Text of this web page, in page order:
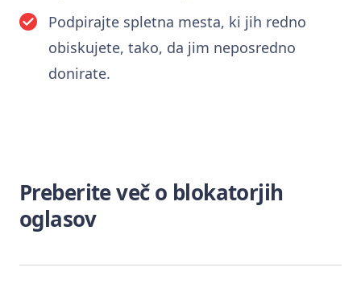
Podpirajte spletna mesta, ki jih redno
obiskujete, tako, da jim neposredno
donirate.
Preberite več o blokatorjih
oglasov